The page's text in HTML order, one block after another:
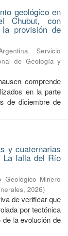
geológico en
Chubut, con
provisión de
Servicio
de Geología y
comprende
en la parte
de diciembre de
y cuaternarias
La falla del Río
Geológico Minero
, 2026)
de verificar que
por tectónica
la evolución de